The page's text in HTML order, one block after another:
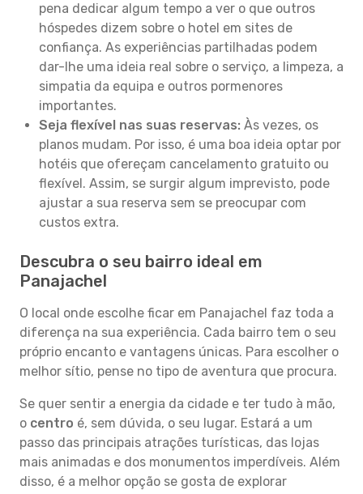
pena dedicar algum tempo a ver o que outros
hóspedes dizem sobre o hotel em sites de
confiança. As experiências partilhadas podem
dar-lhe uma ideia real sobre o serviço, a limpeza, a
simpatia da equipa e outros pormenores
importantes.
Seja flexível nas suas reservas: Às vezes, os
planos mudam. Por isso, é uma boa ideia optar por
hotéis que ofereçam cancelamento gratuito ou
flexível. Assim, se surgir algum imprevisto, pode
ajustar a sua reserva sem se preocupar com
custos extra.
Descubra o seu bairro ideal em
Panajachel
O local onde escolhe ficar em Panajachel faz toda a
diferença na sua experiência. Cada bairro tem o seu
próprio encanto e vantagens únicas. Para escolher o
melhor sítio, pense no tipo de aventura que procura.
Se quer sentir a energia da cidade e ter tudo à mão,
o centro é, sem dúvida, o seu lugar. Estará a um
passo das principais atrações turísticas, das lojas
mais animadas e dos monumentos imperdíveis. Além
disso, é a melhor opção se gosta de explorar